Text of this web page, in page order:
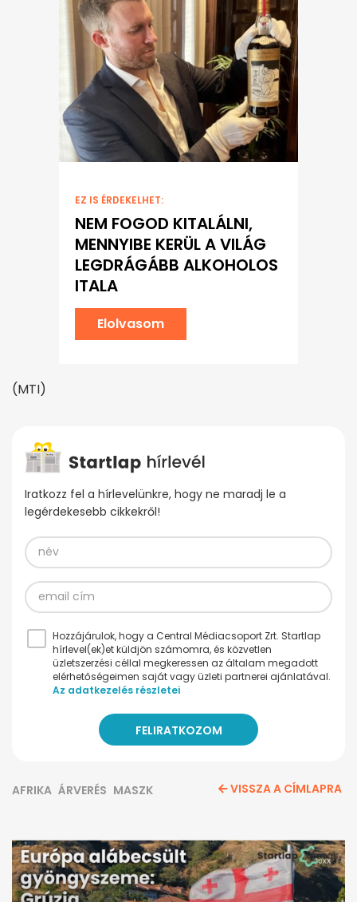
EZ IS ÉRDEKELHET:
NEM FOGOD KITALÁLNI,
MENNYIBE KERÜL A VILÁG
LEGDRÁGÁBB ALKOHOLOS
ITALA
Elolvasom
(MTI)
Iratkozz fel a hírlevelünkre, hogy ne maradj le a
legérdekesebb cikkekről!
Hozzájárulok, hogy a Central Médiacsoport Zrt. Startlap
hírlevel(ek)et küldjön számomra, és közvetlen
üzletszerzési céllal megkeressen az általam megadott
elérhetőségeimen saját vagy üzleti partnerei ajánlatával.
Az adatkezelés részletei
AFRIKA ÁRVERÉS MASZK VISSZA A CÍMLAPRA